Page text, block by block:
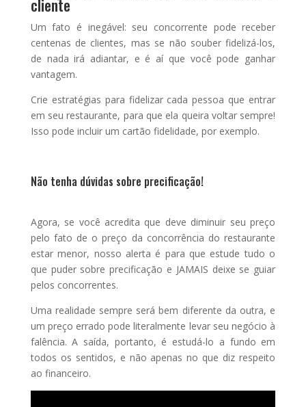
cliente
Um fato é inegável: seu concorrente pode receber
centenas de clientes, mas se não souber fidelizá-los,
de nada irá adiantar, e é aí que você pode ganhar
vantagem.
Crie estratégias para fidelizar cada pessoa que entrar
em seu restaurante, para que ela queira voltar sempre!
Isso pode incluir um cartão fidelidade, por exemplo.
Não tenha dúvidas sobre precificação!
Agora, se você acredita que deve diminuir seu preço
pelo fato de o preço da concorrência do restaurante
estar menor, nosso alerta é para que estude tudo o
que puder sobre precificação e JAMAIS deixe se guiar
pelos concorrentes.
Uma realidade sempre será bem diferente da outra, e
um preço errado pode literalmente levar seu negócio à
falência. A saída, portanto, é estudá-lo a fundo em
todos os sentidos, e não apenas no que diz respeito
ao financeiro.